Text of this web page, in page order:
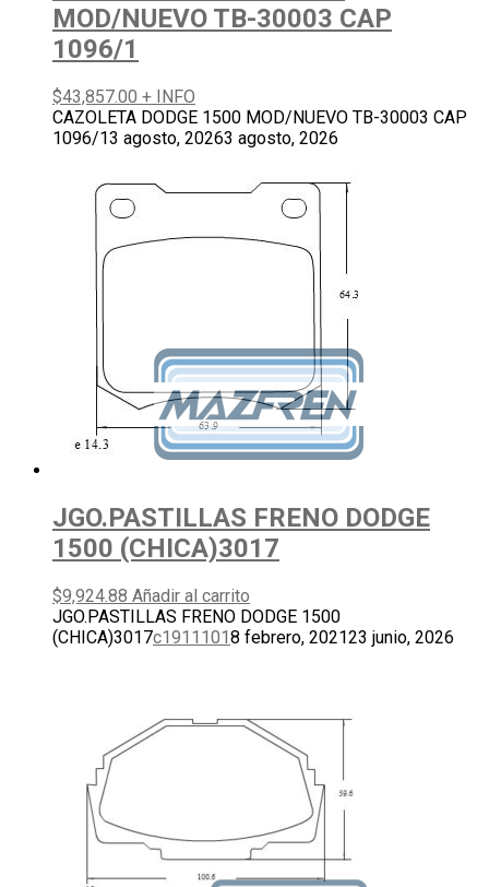
MOD/NUEVO TB-30003 CAP
1096/1
$43,857.00 + INFO
CAZOLETA DODGE 1500 MOD/NUEVO TB-30003 CAP
1096/13 agosto, 20263 agosto, 2026
JGO.PASTILLAS FRENO DODGE
1500 (CHICA)3017
$9,924.88 Añadir al carrito
JGO.PASTILLAS FRENO DODGE 1500
(CHICA)3017c19111018 febrero, 202123 junio, 2026